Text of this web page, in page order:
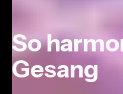
So
Gesang